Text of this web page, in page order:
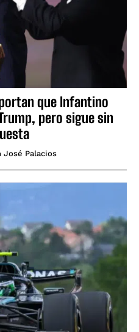
que Infantino
pero sigue sin
José Palacios